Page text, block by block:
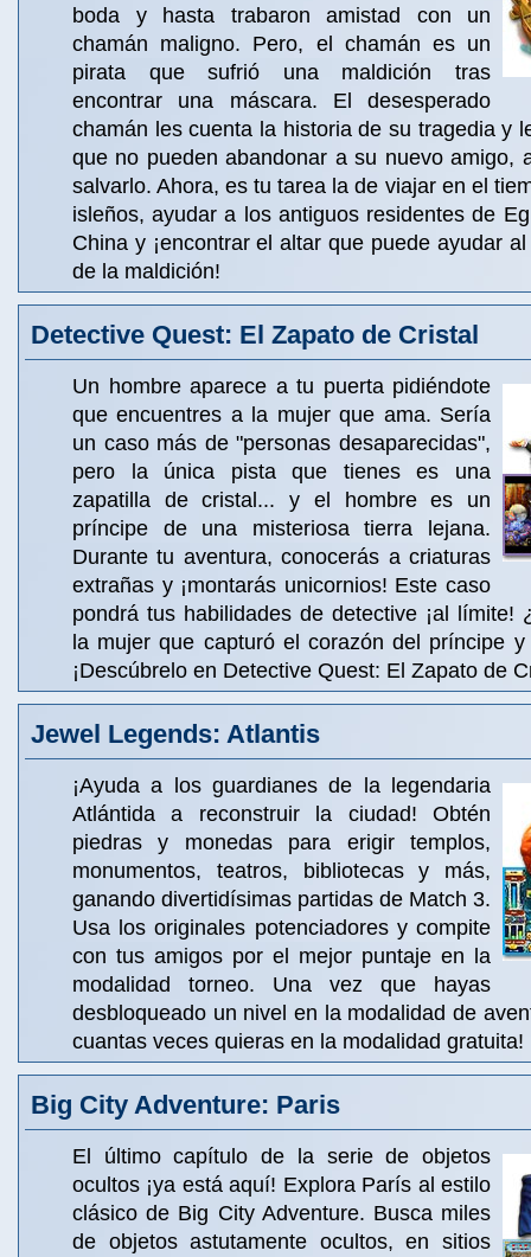
boda y hasta trabaron amistad con un
chamán maligno. Pero, el chamán es un
pirata que sufrió una maldición tras
encontrar una máscara. El desesperado
chamán les cuenta la historia de su tragedia y
que no pueden abandonar a su nuevo amigo,
salvarlo. Ahora, es tu tarea la de viajar en el
isleños, ayudar a los antiguos residentes de
China y ¡encontrar el altar que puede ayudar
de la maldición!
Detective Quest: El Zapato de Cristal
Un hombre aparece a tu puerta pidiéndote
que encuentres a la mujer que ama. Sería
un caso más de "personas desaparecidas",
pero la única pista que tienes es una
zapatilla de cristal... y el hombre es un
príncipe de una misteriosa tierra lejana.
Durante tu aventura, conocerás a criaturas
extrañas y ¡montarás unicornios! Este caso
pondrá tus habilidades de detective ¡al límite!
la mujer que capturó el corazón del príncipe
¡Descúbrelo en Detective Quest: El Zapato de
Jewel Legends: Atlantis
¡Ayuda a los guardianes de la legendaria
Atlántida a reconstruir la ciudad! Obtén
piedras y monedas para erigir templos,
monumentos, teatros, bibliotecas y más,
ganando divertidísimas partidas de Match 3.
Usa los originales potenciadores y compite
con tus amigos por el mejor puntaje en la
modalidad torneo. Una vez que hayas
desbloqueado un nivel en la modalidad de
cuantas veces quieras en la modalidad gratuita!
Big City Adventure: Paris
El último capítulo de la serie de objetos
ocultos ¡ya está aquí! Explora París al estilo
clásico de Big City Adventure. Busca miles
de objetos astutamente ocultos, en sitios